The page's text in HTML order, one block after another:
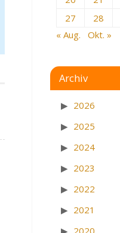
27
28
« Aug.
Okt. »
Archiv
2026
2025
2024
2023
2022
2021